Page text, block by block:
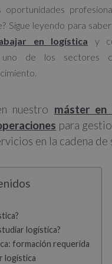
Sigue leyendo para
en logística y
uno de los sectores
nuestro máster
para
en la cadena de
logística?
formación requerida
logística